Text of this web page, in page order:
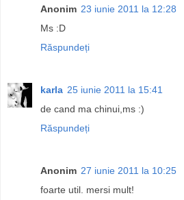
Anonim 23 iunie 2011 la 12:28
Ms :D
Răspundeți
karla 25 iunie 2011 la 15:41
de cand ma chinui,ms :)
Răspundeți
Anonim 27 iunie 2011 la 10:25
foarte util. mersi mult!